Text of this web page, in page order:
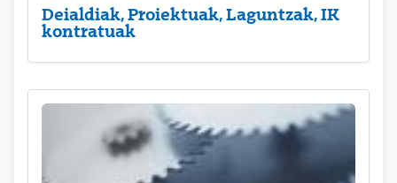
Deialdiak, Proiektuak, Laguntzak, IK
kontratuak